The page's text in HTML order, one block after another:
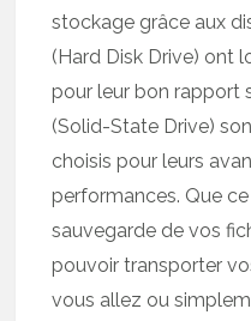
stockage grâce aux
(Hard Disk Drive) ont
pour leur bon rapport
(Solid-State Drive)
choisis pour leurs
performances. Que
sauvegarde de vos
pouvoir transporter
vous allez ou